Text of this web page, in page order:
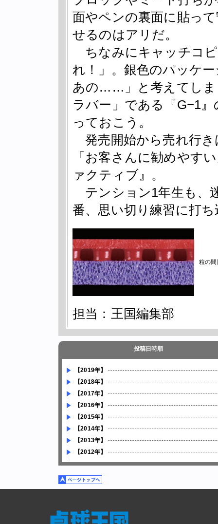
面やペンの裏面に貼っ
せるのはアリだ。
ちなみにキャッチコピ
れ！」。銀色のパッケ
あの……」と考えてしま
ラバー」である『G−1
っておこう。
発売開始から売れ行き
「お客さんに勧めやす
ァクティブ』。
テンション1年生も、
番、思い切り練習に打
粒の
担当：王国編集部
投稿日時順
【2019年】
【2018年】
【2017年】
【2016年】
【2015年】
【2014年】
【2013年】
【2012年】